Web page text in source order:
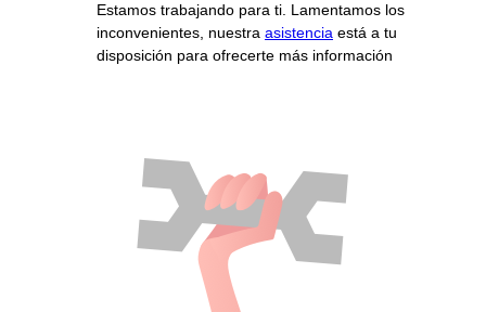
Estamos trabajando para ti. Lamentamos los
inconvenientes, nuestra asistencia está a tu
disposición para ofrecerte más información